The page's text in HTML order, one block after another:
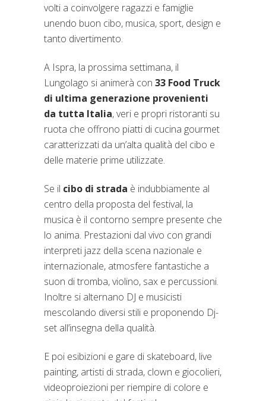
volti a coinvolgere ragazzi e famiglie
unendo buon cibo, musica, sport, design e
tanto divertimento.
A Ispra, la prossima settimana, il
Lungolago si animerà con 33 Food Truck
di ultima generazione provenienti
da tutta Italia, veri e propri ristoranti su
ruota che offrono piatti di cucina gourmet
caratterizzati da un’alta qualità del cibo e
delle materie prime utilizzate.
Se il cibo di strada è indubbiamente al
centro della proposta del festival, la
musica è il contorno sempre presente che
lo anima. Prestazioni dal vivo con grandi
interpreti jazz della scena nazionale e
internazionale, atmosfere fantastiche a
suon di tromba, violino, sax e percussioni.
Inoltre si alternano DJ e musicisti
mescolando diversi stili e proponendo Dj-
set all’insegna della qualità.
E poi esibizioni e gare di skateboard, live
painting, artisti di strada, clown e giocolieri,
videoproiezioni per riempire di colore e